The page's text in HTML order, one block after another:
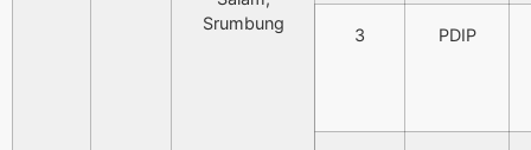
Srumbung
3 PDIP